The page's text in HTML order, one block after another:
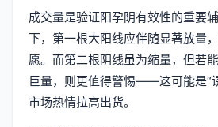
成交量是验证阳孕阴有效性的重要
下，第一根大阳线应伴随显著放量
愿。而第二根阴线虽为缩量，但若
巨量，则更值得警惕——这可能是“
市场热情拉高出货。